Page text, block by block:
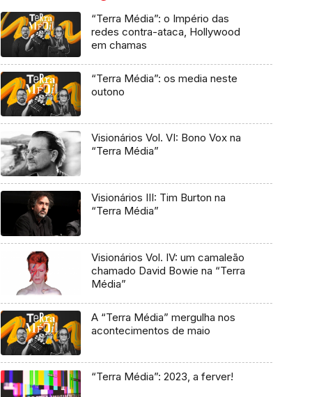
“Terra Média”: o Império das
redes contra-ataca, Hollywood
em chamas
“Terra Média”: os media neste
outono
Visionários Vol. VI: Bono Vox na
“Terra Média”
Visionários III: Tim Burton na
“Terra Média”
Visionários Vol. IV: um camaleão
chamado David Bowie na “Terra
Média”
A “Terra Média” mergulha nos
acontecimentos de maio
“Terra Média”: 2023, a ferver!